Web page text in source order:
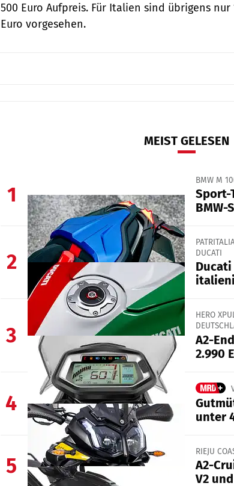
500 Euro Aufpreis. Für Italien sind übrigens nur
Euro vorgesehen.
MEIST GELESEN
1
BMW M
Sport-
BMW-
2
DUCATI
3
HERO
A2-
2.990
4
unter
5
RIEJU
A2-
V2